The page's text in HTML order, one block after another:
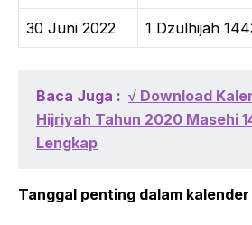
30 Juni 2022 1 Dzulhijah
Baca Juga : √ Download
Hijriyah Tahun 2020 Masehi
Lengkap
Tanggal penting dalam